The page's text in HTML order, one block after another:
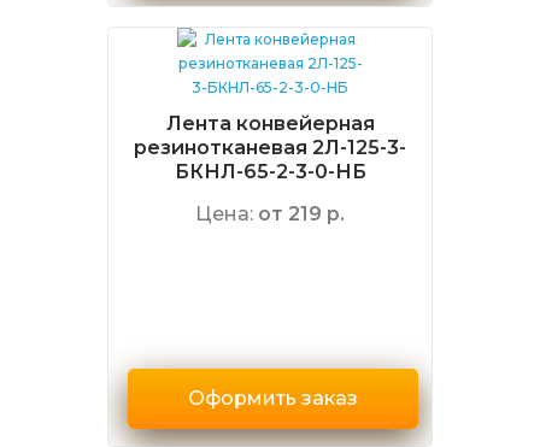
Лента конвейерная
резинотканевая 2Л-125-3-
БКНЛ-65-2-3-0-НБ
Цена: от 219 р.
Оформить заказ